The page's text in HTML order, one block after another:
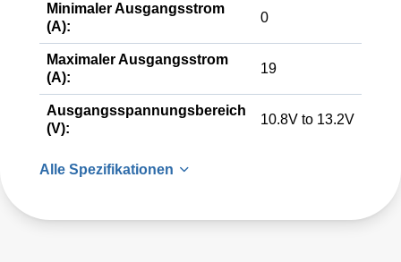
Minimaler Ausgangsstrom
(A):
0
Maximaler Ausgangsstrom
(A):
19
Ausgangsspannungsbereich
(V):
10.8V to 13.2V
Alle Spezifikationen